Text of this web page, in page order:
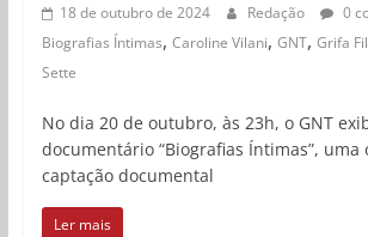
18 de outubro de 2024 Redação
0
Biografias Íntimas, Caroline Vilani, GNT, Grifa
Sette
No dia 20 de outubro, às 23h, o GNT
documentário “Biografias Íntimas”, uma
captação documental
Ler mais